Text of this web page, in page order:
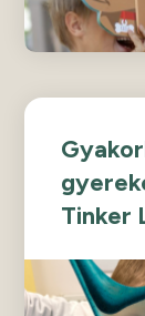
Tinker